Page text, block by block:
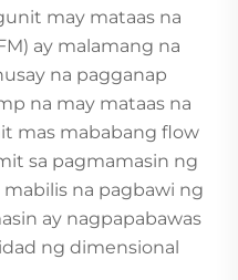
may mataas na
ay malamang na
na pagganap
na may mataas na
mas mababang flow
sa pagmamasin ng
na pagbawi ng
ay nagpapabawas
ng dimensional